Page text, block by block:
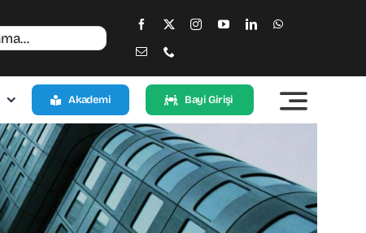
Akademi Bayi Girişi